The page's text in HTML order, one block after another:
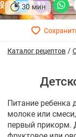
30 мин
Каталог рецептов /
Питание ребенка
молоке или
первый прикорм.